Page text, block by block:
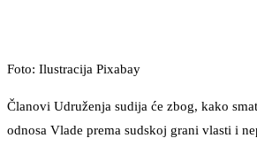
Foto: Ilustracija Pixabay
Članovi Udruženja sudija će zbog, kako
odnosa Vlade prema sudskoj grani vlasti i